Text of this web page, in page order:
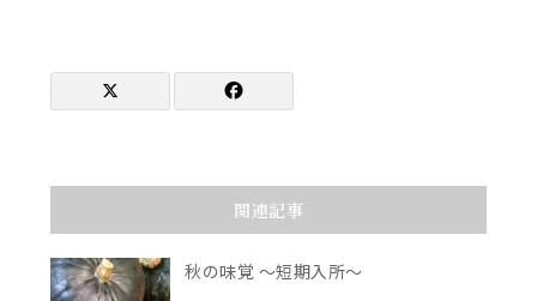
関連記事
秋の味覚 ～短期入所～